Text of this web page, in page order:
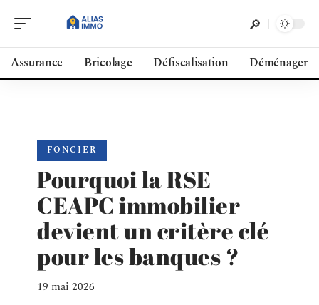
Assurance Bricolage Défiscalisation Déménager
FONCIER
Pourquoi la RSE
CEAPC immobilier
devient un critère clé
pour les banques ?
19 mai 2026